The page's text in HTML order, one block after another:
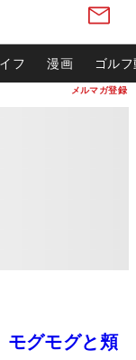
メルマガ登録
フ 漫画 ゴル
グモグと頬